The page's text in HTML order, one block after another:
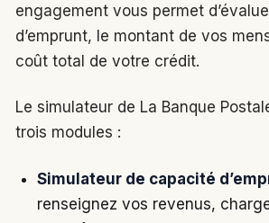
engagement vous permet
d’emprunt, le montant de vos
coût total de votre crédit.
Le simulateur de La Banque
trois modules :
Simulateur de capacité
renseignez vos revenus,